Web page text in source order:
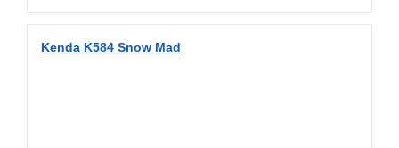
Kenda K584 Snow Mad